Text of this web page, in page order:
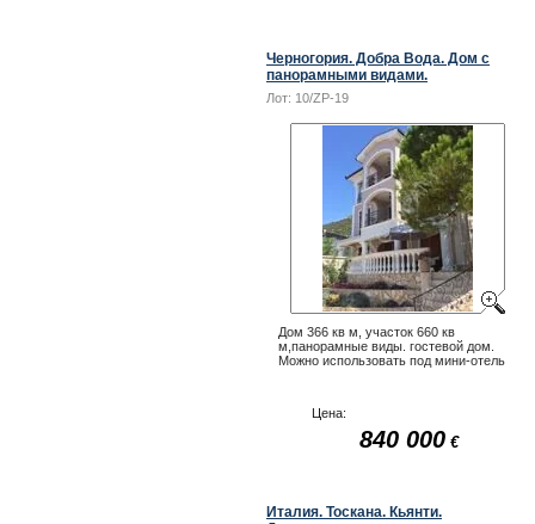
Черногория. Добра Вода. Дом с
панорамными видами.
Лот: 10/ZP-19
Дом 366 кв м, участок 660 кв
м,панорамные виды. гостевой дом.
Можно использовать под мини-отель
Цена:
840 000 €
Италия. Тоскана. Кьянти.